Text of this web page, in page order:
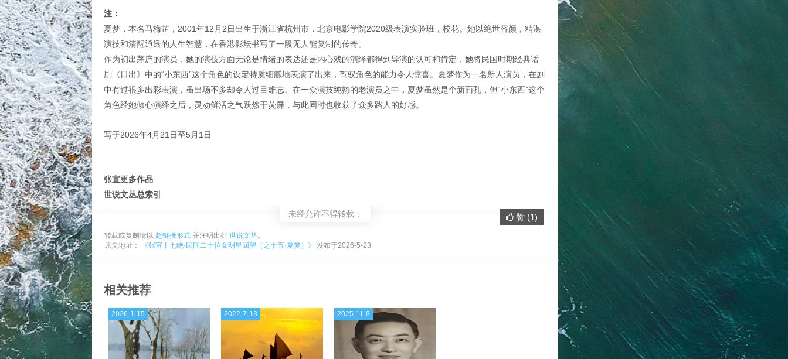
注：
夏梦，本名马梅芷，2001年12月2日出生于浙江省杭州市，北京电影学院2020级表演实验班，校花。她以绝世容颜，精湛
演技和清醒通透的人生智慧，在香港影坛书写了一段无人能复制的传奇。
作为初出茅庐的演员，她的演技方面无论是情绪的表达还是内心戏的演绎都得到导演的认可和肯定，她将民国时期经典话
剧《日出》中的“小东西”这个角色的设定特质细腻地表演了出来，驾驭角色的能力令人惊喜。夏梦作为一名新人演员，在剧
中有过很多出彩表演，虽出场不多却令人过目难忘。在一众演技纯熟的老演员之中，夏梦虽然是个新面孔，但“小东西”这个
角色经她倾心演绎之后，灵动鲜活之气跃然于荧屏，与此同时也收获了众多路人的好感。
写于2026年4月21日至5月1日
张宣更多作品
世说文丛总索引
赞 (1)
未经允许不得转载：
转载或复制请以 超链接形式 并注明出处 世说文丛。
原文地址：
《张宣丨七绝·民国二十位女明星回望（之十五·夏梦）》 发布于2026-5-23
相关推荐
2026-1-15 2022-7-13 2025-11-8